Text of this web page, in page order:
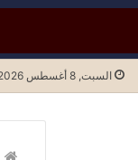
السبت, 8 أغسطس 2026